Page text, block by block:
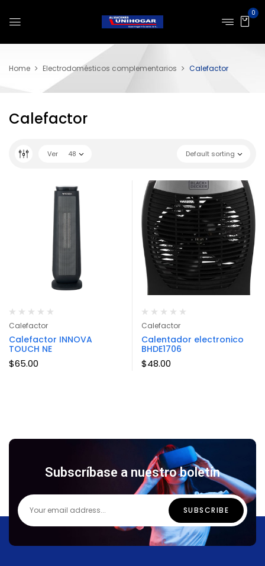
0
Home Electrodomésticos complementarios Calefactor
Calefactor
Default sorting
Ver 48
Calefactor
Calefactor INNOVA
TOUCH NE
$65.00
Calefactor
Calentador electronico
BHDE1706
$48.00
Subscríbase a nuestro boletín